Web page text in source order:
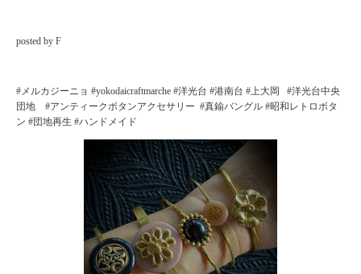
posted by F
#メルカジーニョ #yokodaicraftmarche #洋光台 #港南台 #上大岡 #洋光台中央
団地 #アンティークボタンアクセサリー #真鍮バングル #昭和レトロボタ
ン #団地再生 #ハンドメイド